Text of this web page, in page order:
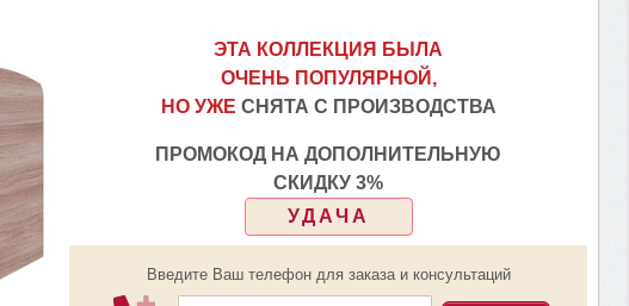
ЭТА КОЛЛЕКЦИЯ БЫЛА
ОЧЕНЬ ПОПУЛЯРНОЙ,
НО УЖЕ СНЯТА С ПРОИЗВОДСТВА
ПРОМОКОД НА ДОПОЛНИТЕЛЬНУЮ
СКИДКУ 3%
УДАЧА
Введите Ваш телефон для заказа и консультаций